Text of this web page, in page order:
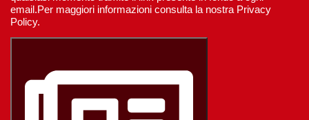
email.Per maggiori informazioni consulta la nostra Privacy
Policy.